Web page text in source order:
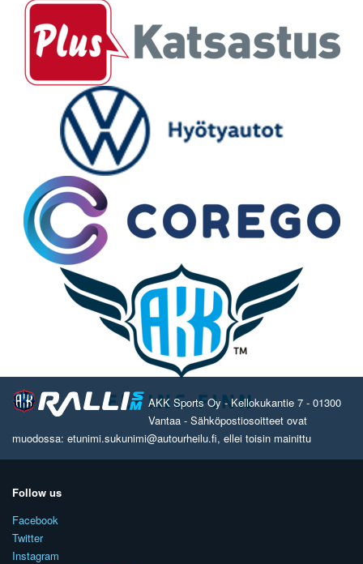
AKK Sports Oy - Kellokukantie 7 - 01300
Vantaa - Sähköpostiosoitteet ovat
muodossa: etunimi.sukunimi@autourheilu.fi, ellei toisin mainittu
Follow us
Facebook
Twitter
Instagram